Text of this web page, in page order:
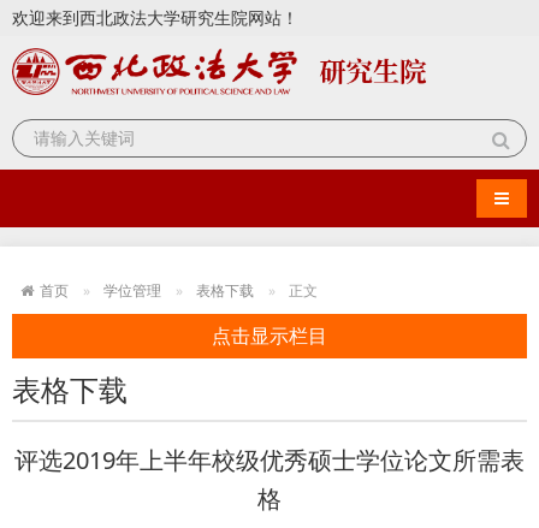
欢迎来到西北政法大学研究生院网站！
导航
首页 学位管理 表格下载 正文
点击显示栏目
表格下载
评选2019年上半年校级优秀硕士学位论文所需表
格